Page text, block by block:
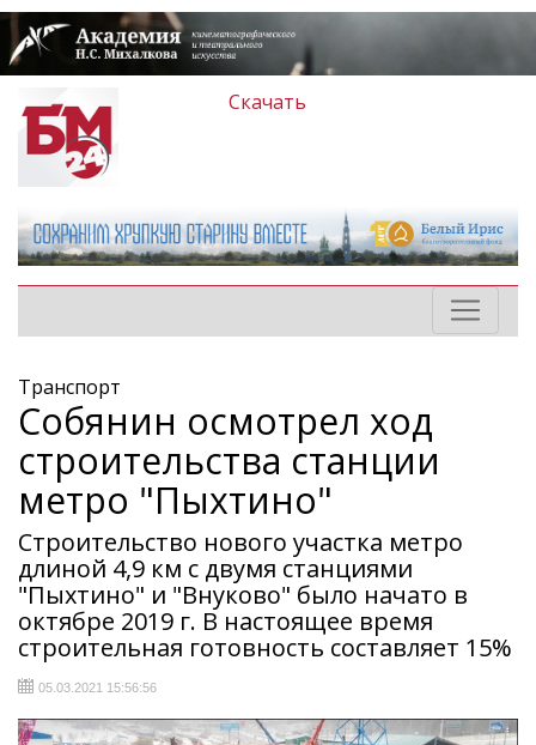
Скачать
Транспорт
Собянин осмотрел ход
строительства станции
метро "Пыхтино"
Строительство нового участка метро
длиной 4,9 км с двумя станциями
"Пыхтино" и "Внуково" было начато в
октябре 2019 г. В настоящее время
строительная готовность составляет 15%
05.03.2021 15:56:56